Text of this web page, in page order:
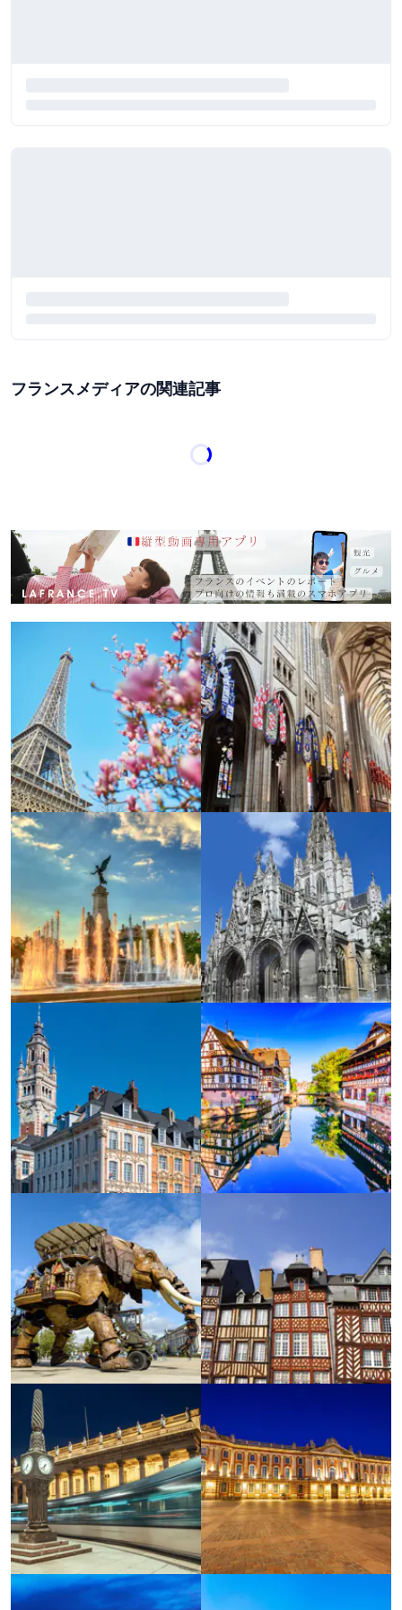
フランスメディアの関連記事